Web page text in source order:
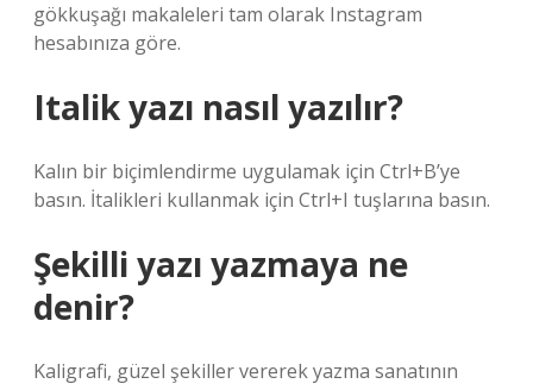
gökkuşağı makaleleri tam olarak Instagram
hesabınıza göre.
Italik yazı nasıl yazılır?
Kalın bir biçimlendirme uygulamak için Ctrl+B’ye
basın. İtalikleri kullanmak için Ctrl+I tuşlarına basın.
Şekilli yazı yazmaya ne
denir?
Kaligrafi, güzel şekiller vererek yazma sanatının